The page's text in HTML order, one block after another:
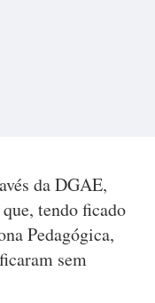
da DGAE,
tendo ficado
Pedagógica,
sem